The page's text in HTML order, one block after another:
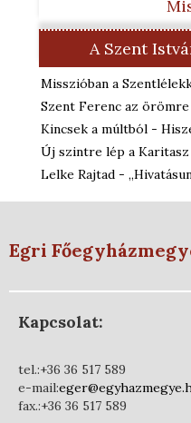
A Szent
Misszióban a
Szent Ferenc az
Kincsek a múltból -
Új szintre lép a
Lelke Rajtad -
Egri
Kapcsolat:
tel.:+36 36 517 589
e-mail:
fax.:+36 36 517 589